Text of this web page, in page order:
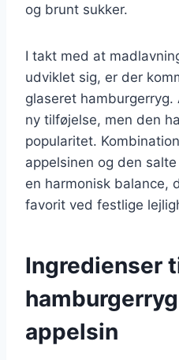
og brunt sukker.
I takt med at
udviklet sig, er der
glaseret
ny tilføjelse, men den
popularitet.
appelsinen og den
en harmonisk balance,
favorit ved festlige
Ingredienser
appelsin